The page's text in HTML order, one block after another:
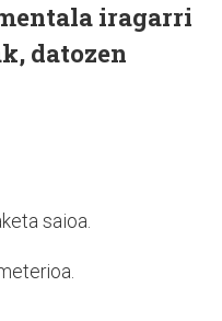
iragarri
datozen
saioa.